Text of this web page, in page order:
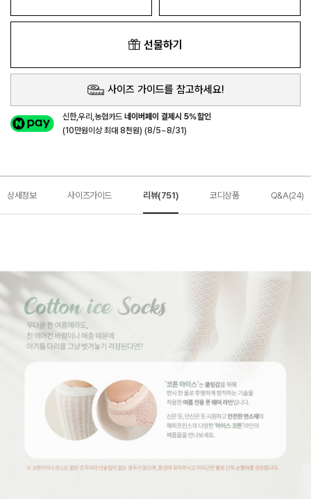
선물하기
사이즈 가이드를 참고하세요!
신한,우리,농협카드네이버페이 결제시 5%할인
(10만원이상 최대 8천원) (8/5~8/31)
상세정보 사이즈가이드 리뷰(751) 코디상품 Q&A(24)